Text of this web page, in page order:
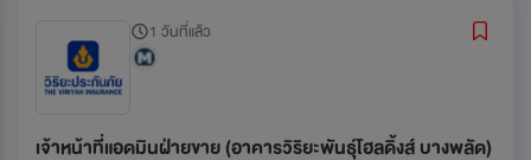
1 วันที่แล้ว
เจ้าหน้าที่แอดมินฝ่ายขาย (อาคารวิริยะพันธุ์โฮลดิ้งส์ บางพลัด)